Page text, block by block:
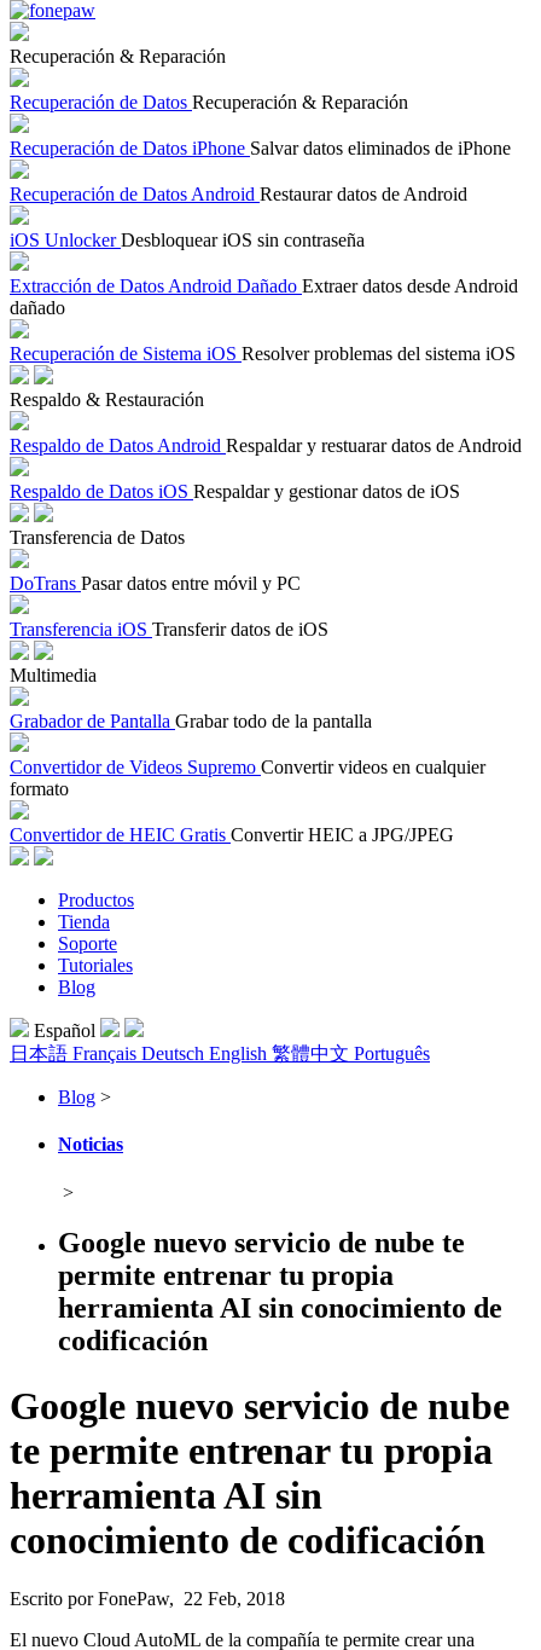
Recuperación & Reparación
Recuperación de Datos Recuperación & Reparación
Recuperación de Datos iPhone Salvar datos eliminados de iPhone
Recuperación de Datos Android Restaurar datos de Android
iOS Unlocker Desbloquear iOS sin contraseña
Extracción de Datos Android Dañado Extraer datos desde Android
dañado
Recuperación de Sistema iOS Resolver problemas del sistema iOS
Respaldo & Restauración
Respaldo de Datos Android Respaldar y restuarar datos de Android
Respaldo de Datos iOS Respaldar y gestionar datos de iOS
Transferencia de Datos
DoTrans Pasar datos entre móvil y PC
Transferencia iOS Transferir datos de iOS
Multimedia
Grabador de Pantalla Grabar todo de la pantalla
Convertidor de Videos Supremo Convertir videos en cualquier
formato
Convertidor de HEIC Gratis Convertir HEIC a JPG/JPEG
Productos
Tienda
Soporte
Tutoriales
Blog
Español
日本語 Français Deutsch English 繁體中文 Português
Blog >
Noticias
>
Google nuevo servicio de nube te
permite entrenar tu propia
herramienta AI sin conocimiento de
codificación
Google nuevo servicio de nube
te permite entrenar tu propia
herramienta AI sin
conocimiento de codificación
Escrito por FonePaw, 22 Feb, 2018
El nuevo Cloud AutoML de la compañía te permite crear una